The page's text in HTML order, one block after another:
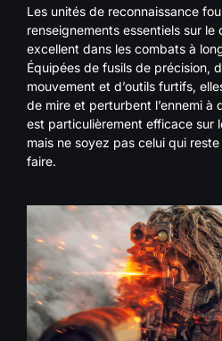
Les unités de reconnaissance
renseignements essentiels sur
excellent dans les combats à
Équipées de fusils de précision,
mouvement et d’outils furtifs,
de mire et perturbent l’ennemi à
est particulièrement efficace sur
mais ne soyez pas celui qui reste
faire.